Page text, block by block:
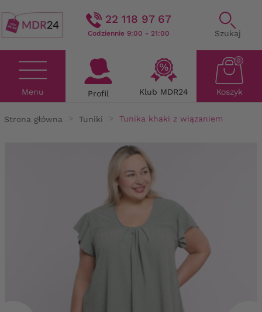
22 118 97 67
Codziennie 9:00 - 21:00 Szukaj
Menu Profil Klub MDR24 Koszyk
0
Strona główna Tuniki Tunika khaki z wiązaniem